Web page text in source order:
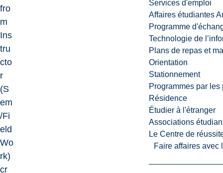
Services d'emploi
Affaires étudiantes
Programme
Technologie de
Plans de repas et
Orientation
Stationnement
Programmes par les
Résidence
Étudier à l'étranger
Associations
Le Centre de
Faire affaires avec
fro
m
Ins
tru
cto
r
(S
em
/Fi
eld
Wo
rk)
cr